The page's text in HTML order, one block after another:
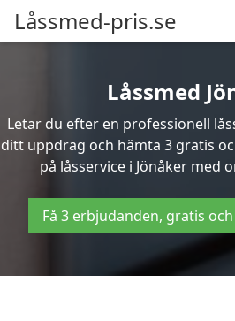
Låssmed-pris.se
Låssmed
Letar du efter en professionell
ditt uppdrag och hämta 3 gratis
på låsservice i Jönåker med
Få 3 erbjudanden, gratis